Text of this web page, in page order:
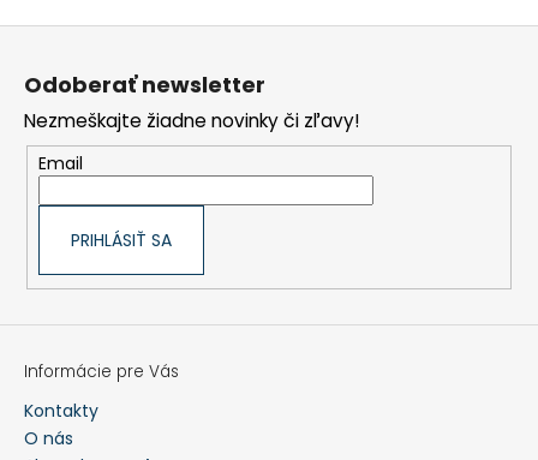
e
p
r
v
y
s
Z
Odoberať newsletter
Nezmeškajte žiadne novinky či zľavy!
Email
PRIHLÁSIŤ SA
Informácie pre Vás
Kontakty
O nás